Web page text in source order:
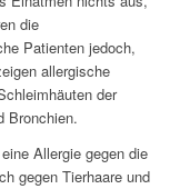
die
Patienten jedoch,
allergische
der
Bronchien.
Allergie gegen die
gegen Tierhaare und